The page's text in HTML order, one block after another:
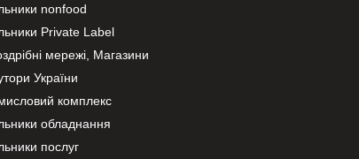
nonfood
Private Label
мережі, Магазини
України
комплекс
обладнання
послуг